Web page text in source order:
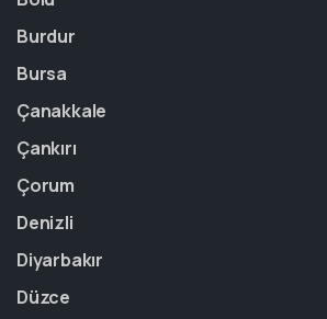
Burdur
Bursa
Çanakkale
Çankırı
Çorum
Denizli
Diyarbakır
Düzce